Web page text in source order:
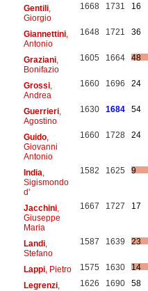
Gentili,
Giorgio
1668 1731 16
Giannettini,
Antonio
1648 1721 36
Graziani,
Bonifazio
1605 1664 48
Grossi,
Andrea
1660 1696 24
Guerrieri,
Agostino
1630 1684 54
Guido,
Giovanni
Antonio
1660 1728 24
India
Sigismondo
d'
1582 1625 9
Jacchini,
Giuseppe
Maria
1667 1727 17
Landi,
Stefano
1587 1639 23
Lappi, Pietro 1575 1630
14
Legrenzi,
1626 1690 58